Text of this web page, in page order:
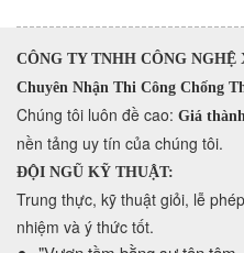
CÔNG TY TNHH CÔNG NGHỆ
Chuyên Nhận Thi Công Chống
​Chúng tôi luôn đề cao: Giá
nền tảng uy tín của chúng tôi.
ĐỘI NGŨ KỸ THUẬT:
Trung thực, kỹ thuật giỏi, lễ
nhiệm và ý thức tốt.